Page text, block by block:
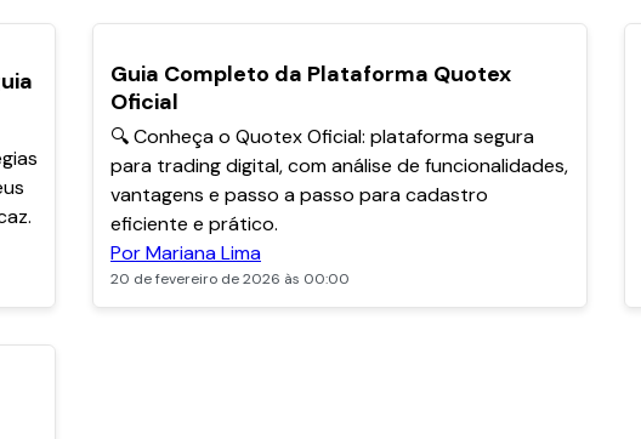
POPULARES
Guia Completo da Plataforma Quotex
Oficial
🔍 Conheça o Quotex Oficial: plataforma segura
para trading digital, com análise de funcionalidades,
vantagens e passo a passo para cadastro
eficiente e prático.
Por Mariana Lima
20 de fevereiro de 2026 às 00:00